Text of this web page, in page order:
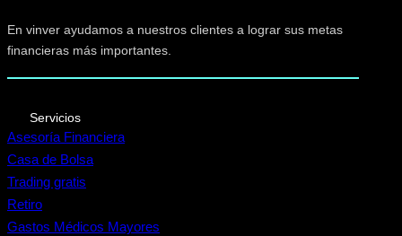
En vinver ayudamos a nuestros clientes a lograr sus metas
financieras más importantes.
Servicios
Asesoría Financiera
Casa de Bolsa
Trading gratis
Retiro
Gastos Médicos Mayores